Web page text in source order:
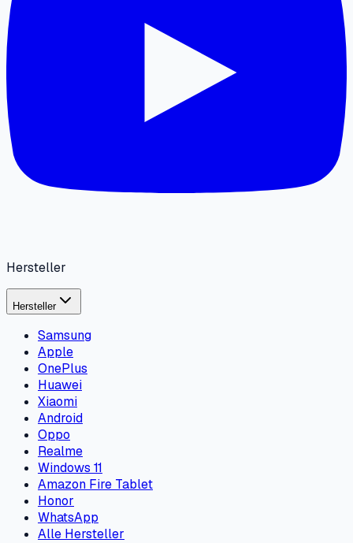
Hersteller
Hersteller
Samsung
Apple
OnePlus
Huawei
Xiaomi
Android
Oppo
Realme
Windows 11
Amazon Fire Tablet
Honor
WhatsApp
Alle Hersteller